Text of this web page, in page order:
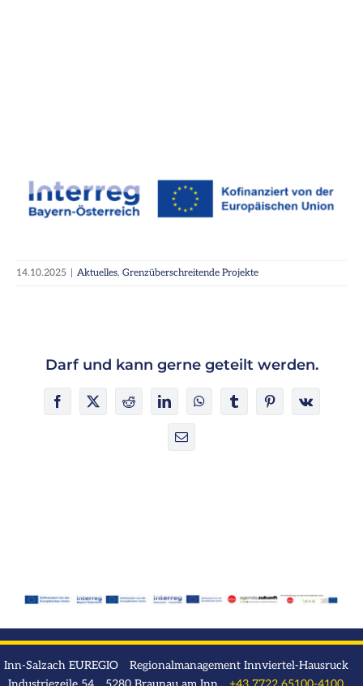
14.10.2025 | Aktuelles, Grenzüberschreitende Projekte
Darf und kann gerne geteilt werden.
Facebook
X RedditLinkedInWhatsAppTumblrPinterest
Vk
E-
Mail
Inn-Salzach EUREGIO Regionalmanagement Innviertel-Hausruck